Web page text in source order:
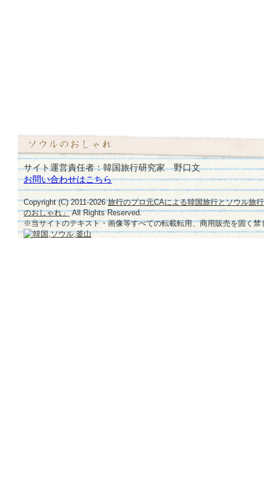
サイト運営責任者：韓国旅行研究家 野口文
お問い合わせはこちら
Copyright (C) 2011-2026旅行のプロ元CAによる韓国旅行とソウル旅
のおしゃれ」All Rights Reserved.
※当サイトのテキスト・画像等すべての転載転用、商用販売を固く禁